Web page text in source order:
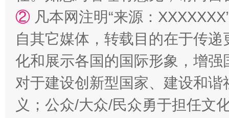
招工难、用工荒背后
② 凡本网注明“来源：
自其它媒体，转载目的在于传
化和展示各国的国际形象，增
对于建设创新型国家、建设和
义；公众/大众/民众勇于担任文